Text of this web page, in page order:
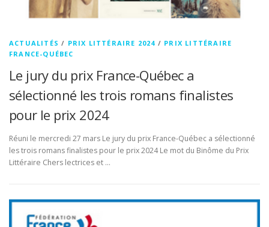
ACTUALITÉS / PRIX LITTÉRAIRE 2024 / PRIX LITTÉRAIRE
FRANCE-QUÉBEC
Le jury du prix France-Québec a
sélectionné les trois romans finalistes
pour le prix 2024
Réuni le mercredi 27 mars Le jury du prix France-Québec a sélectionné
les trois romans finalistes pour le prix 2024 Le mot du Binôme du Prix
Littéraire Chers lectrices et …